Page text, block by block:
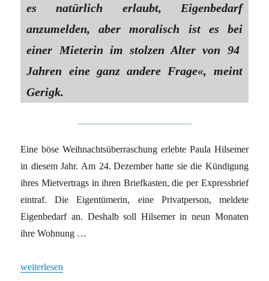
es natürlich erlaubt, Eigenbedarf
anzumelden, aber moralisch ist es bei
einer Mieterin im stolzen Alter von 94
Jahren eine ganz andere Frage«, meint
Gerigk.
Eine böse Weihnachtsüberraschung erlebte Paula Hilsemer
in diesem Jahr. Am 24. Dezember hatte sie die Kündigung
ihres Mietvertrags in ihren Briefkasten, die per Expressbrief
eintraf. Die Eigentümerin, eine Privatperson, meldete
Eigenbedarf an. Deshalb soll Hilsemer in neun Monaten
ihre Wohnung …
„Eigenbedarf: Raus nach 70 Jahren“
weiterlesen